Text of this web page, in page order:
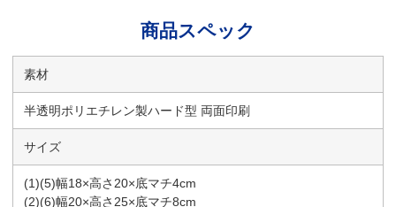
商品スペック
素材
半透明ポリエチレン製ハード型 両面印刷
サイズ
(1)(5)幅18×高さ20×底マチ4cm
(2)(6)幅20×高さ25×底マチ8cm